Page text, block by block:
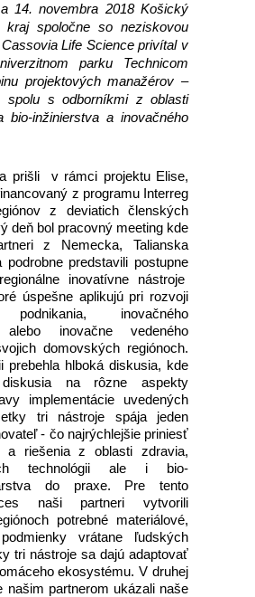
14. novembra 2018 Košický
kraj spoločne so neziskovou
Life Science privítal v
parku Technicom
projektových manažérov –
spolu s odborníkmi z oblasti
bio-inžinierstva a inovačného
prišli v rámci projektu Elise,
z programu Interreg
z deviatich členských
deň bol pracovný meeting kde
z Nemecka, Talianska
predstavili postupne
inovatívne nástroje
úspešne aplikujú pri rozvoji
podnikania, inovačného
alebo inovačne vedeného
domovských regiónoch.
prebehla hlboká diskusia, kde
diskusia na rôzne aspekty
implementácie uvedených
tri nástroje spája jeden
- čo najrýchlejšie priniesť
a riešenia z oblasti zdravia,
technológii ale i bio-
do praxe. Pre tento
naši partneri vytvorili
potrebné materiálové,
vrátane ľudských
tri nástroje sa dajú adaptovať
ekosystému. V druhej
našim partnerom ukázali naše